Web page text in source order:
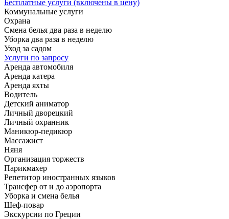
Бесплатные услуги (включены в цену)
Коммунальные услуги
Охрана
Смена белья два раза в неделю
Уборка два раза в неделю
Уход за садом
Услуги по запросу
Аренда автомобиля
Аренда катера
Аренда яхты
Водитель
Детский аниматор
Личный дворецкий
Личный охранник
Маникюр-педикюр
Массажист
Няня
Организация торжеств
Парикмахер
Репетитор иностранных языков
Трансфер от и до аэропорта
Уборка и смена белья
Шеф-повар
Экскурсии по Греции